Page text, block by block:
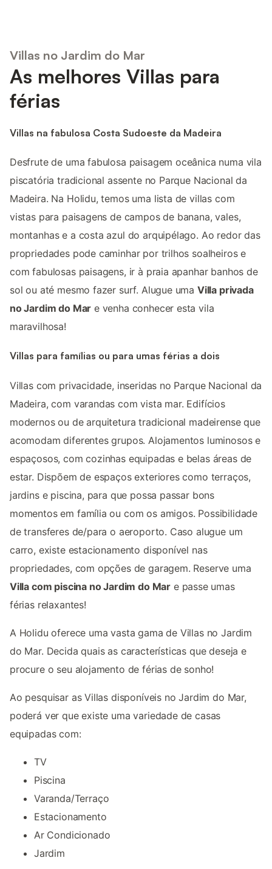
Villas no Jardim do Mar
As melhores Villas para
férias
Villas na fabulosa Costa Sudoeste da Madeira
Desfrute de uma fabulosa paisagem oceânica numa vila
piscatória tradicional assente no Parque Nacional da
Madeira. Na Holidu, temos uma lista de villas com
vistas para paisagens de campos de banana, vales,
montanhas e a costa azul do arquipélago. Ao redor das
propriedades pode caminhar por trilhos soalheiros e
com fabulosas paisagens, ir à praia apanhar banhos de
sol ou até mesmo fazer surf. Alugue uma Villa privada
no Jardim do Mar e venha conhecer esta vila
maravilhosa!
Villas para famílias ou para umas férias a dois
Villas com privacidade, inseridas no Parque Nacional da
Madeira, com varandas com vista mar. Edifícios
modernos ou de arquitetura tradicional madeirense que
acomodam diferentes grupos. Alojamentos luminosos e
espaçosos, com cozinhas equipadas e belas áreas de
estar. Dispõem de espaços exteriores como terraços,
jardins e piscina, para que possa passar bons
momentos em família ou com os amigos. Possibilidade
de transferes de/para o aeroporto. Caso alugue um
carro, existe estacionamento disponível nas
propriedades, com opções de garagem. Reserve uma
Villa com piscina no Jardim do Mar e passe umas
férias relaxantes!
A Holidu oferece uma vasta gama de Villas no Jardim
do Mar. Decida quais as características que deseja e
procure o seu alojamento de férias de sonho!
Ao pesquisar as Villas disponíveis no Jardim do Mar,
poderá ver que existe uma variedade de casas
equipadas com:
TV
Piscina
Varanda/Terraço
Estacionamento
Ar Condicionado
Jardim